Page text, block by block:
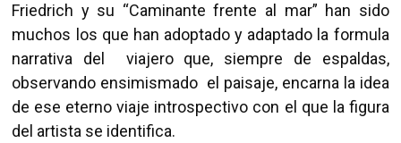
Friedrich y su “Caminante frente al mar” han sido
muchos los que han adoptado y adaptado la formula
narrativa del viajero que, siempre de espaldas,
observando ensimismado el paisaje, encarna la idea
de ese eterno viaje introspectivo con el que la figura
del artista se identifica.